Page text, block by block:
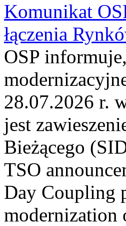
Komunikat
łączenia
OSP
28.07.2026 r.
jest
Bieżącego
TSO
Day Coupling
modernization